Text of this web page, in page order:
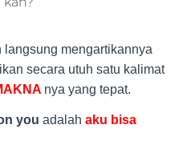
langsung mengartikannya
secara utuh satu kalimat
nya yang tepat.
you adalah aku bisa